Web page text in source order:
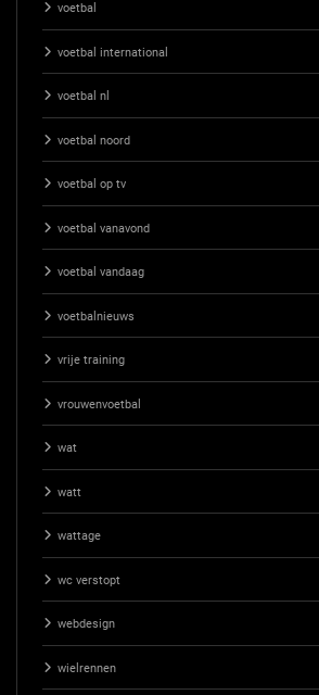
voetbal
voetbal international
voetbal nl
voetbal noord
voetbal op tv
voetbal vanavond
voetbal vandaag
voetbalnieuws
vrije training
vrouwenvoetbal
wat
watt
wattage
wc verstopt
webdesign
wielrennen